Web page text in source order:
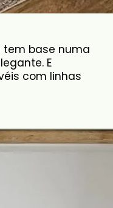
tem base numa
E
com linhas